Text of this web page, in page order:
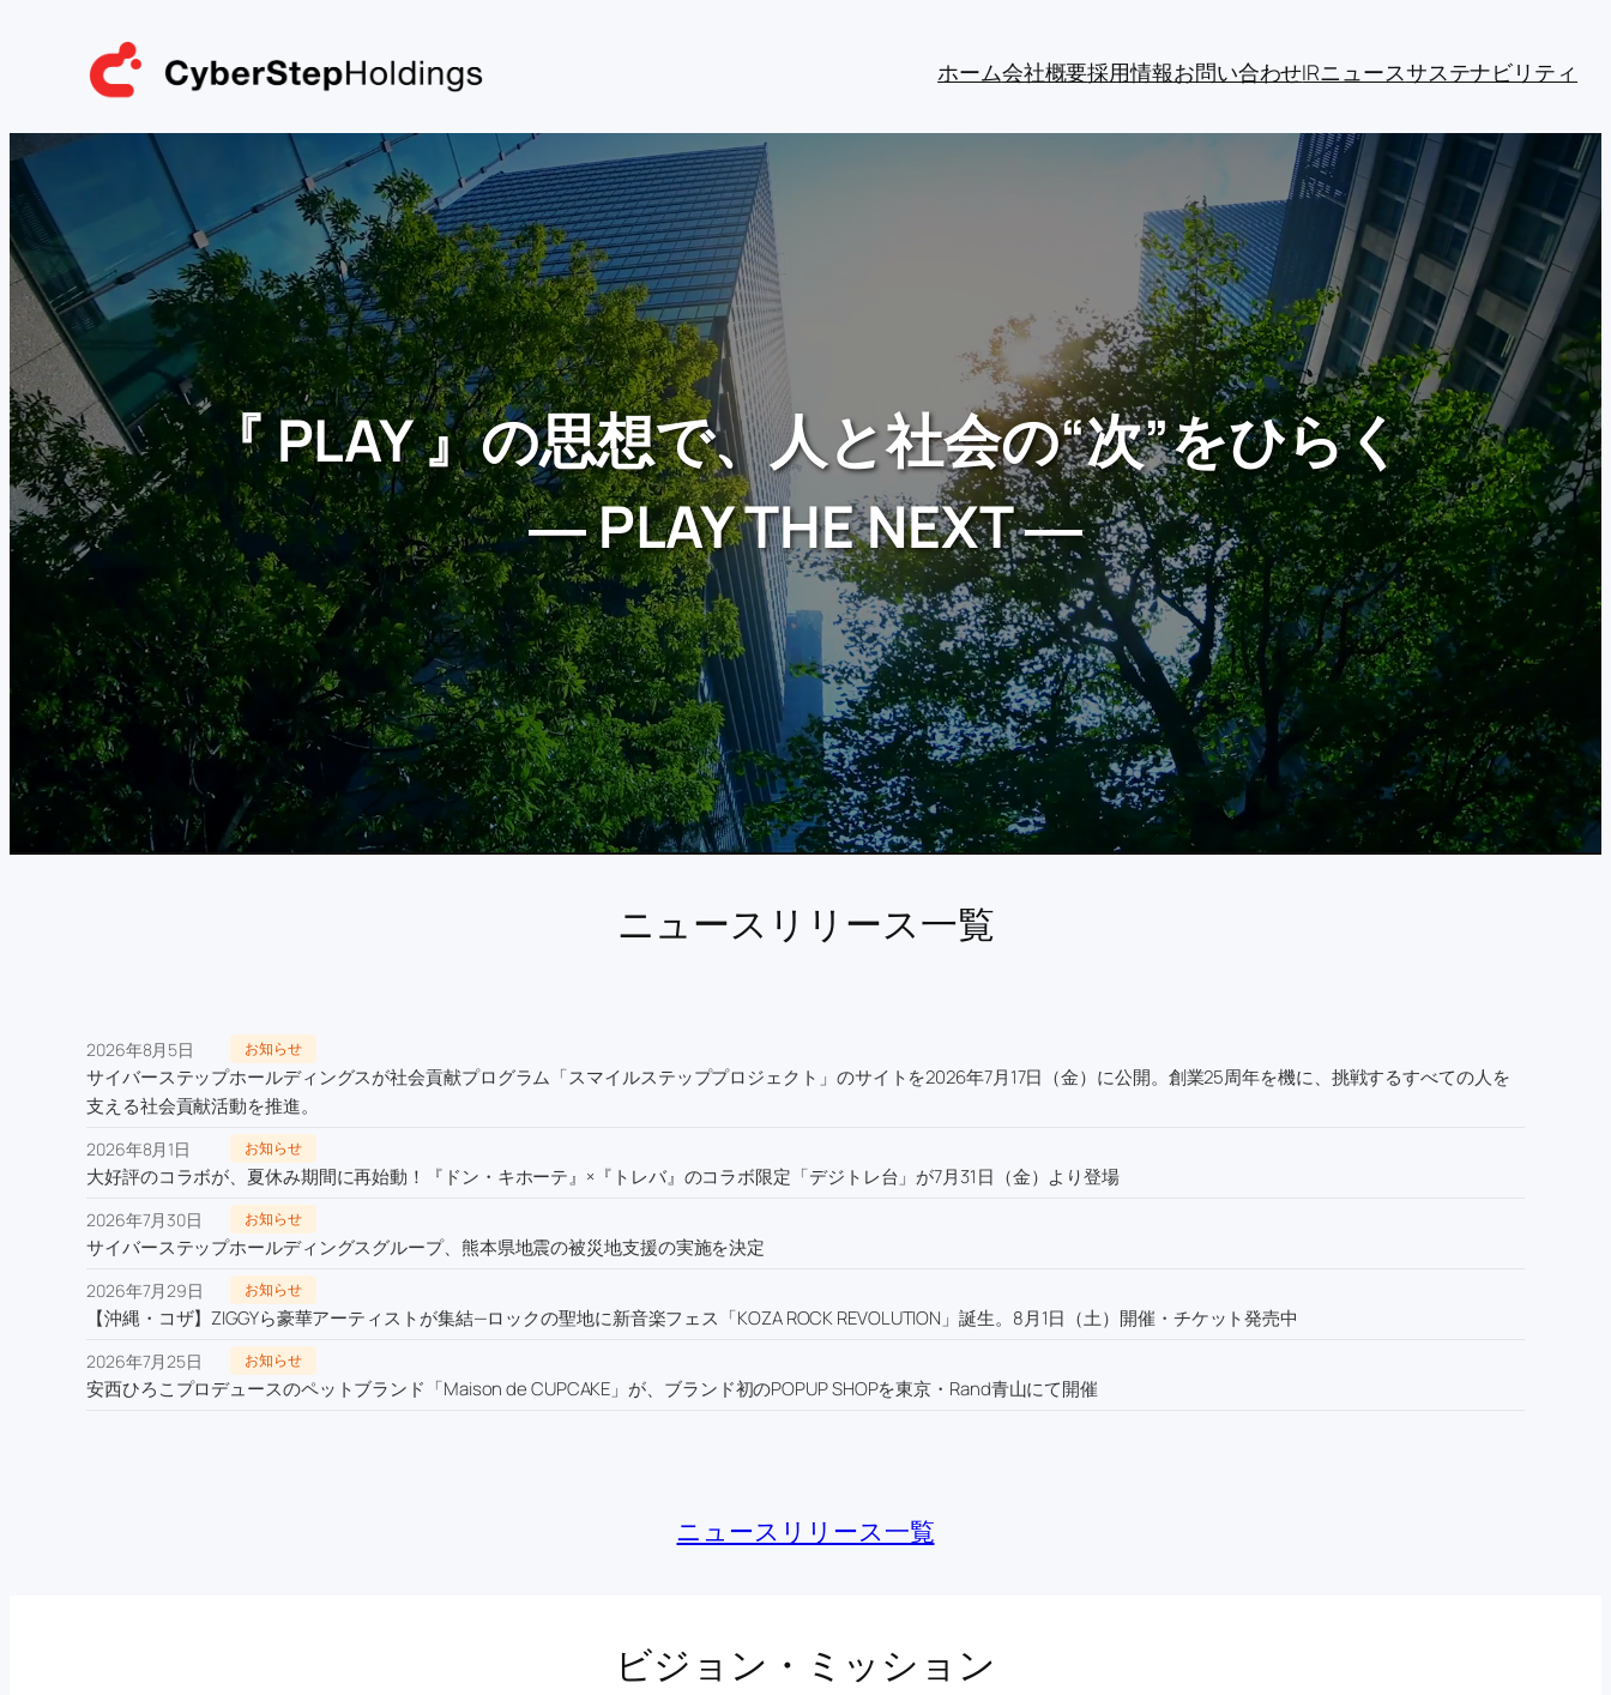
ス
キ
ッ
プ
ホーム会社概要採用情報お問い合わせIRニュースサステナビリティ
『 PLAY 』の思想で、人と社会の“次”をひらく
― PLAY THE NEXT ―
ニュースリリース一覧
2026年8月5日 お知らせ
サイバーステップホールディングスが社会貢献プログラム「スマイルステッププロジェクト」のサイトを2026年7月17日（金）に公開。創業25周年を機に、挑戦するすべての人を
支える社会貢献活動を推進。
2026年8月1日 お知らせ
大好評のコラボが、夏休み期間に再始動！『ドン・キホーテ』×『トレバ』のコラボ限定「デジトレ台」が7月31日（金）より登場
2026年7月30日 お知らせ
サイバーステップホールディングスグループ、熊本県地震の被災地支援の実施を決定
2026年7月29日 お知らせ
【沖縄・コザ】ZIGGYら豪華アーティストが集結—ロックの聖地に新音楽フェス「KOZA ROCK REVOLUTION」誕生。8月1日（土）開催・チケット発売中
2026年7月25日 お知らせ
安西ひろこプロデュースのペットブランド「Maison de CUPCAKE」が、ブランド初のPOPUP SHOPを東京・Rand青山にて開催
ニュースリリース一覧
ビジョン・ミッション